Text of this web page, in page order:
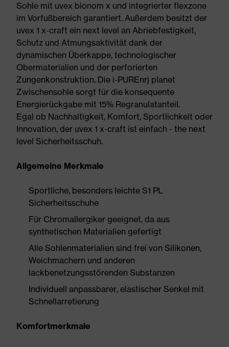
Sohle mit uvex bionom x und integrierter flexzone
im Vorfußbereich garantiert. Außerdem besitzt der
uvex 1 x-craft ein next level an Abriebfestigkeit,
Schutz und Atmungsaktivität dank der
dynamischen Überkappe, technologischer
Obermaterialien und der perforierten
Zungenkonstruktion. Die i-PUREnrj planet
Zwischensohle sorgt für die konsequente
Energierückgabe mit 15% Regranulatanteil.
Egal ob Nachhaltigkeit, Komfort, Sportlichkeit oder
Innovation, der uvex 1 x-craft ist einfach - the next
level Sicherheitsschuh.
Allgemeine Merkmale
Sportliche, besonders leichte S1 PL
Sicherheitsschuhe
Für Chromallergiker geeignet, da aus
synthetischen Materialien gefertigt
Alle Sohlenmaterialien sind frei von Silikonen,
Weichmachern und anderen
lackbenetzungsstörenden Substanzen
Individuell anpassbarer, elastischer Senkel mit
Schnellarretierung
Komfortmerkmale